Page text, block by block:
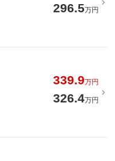
296.5万円
339.9万円
326.4万円